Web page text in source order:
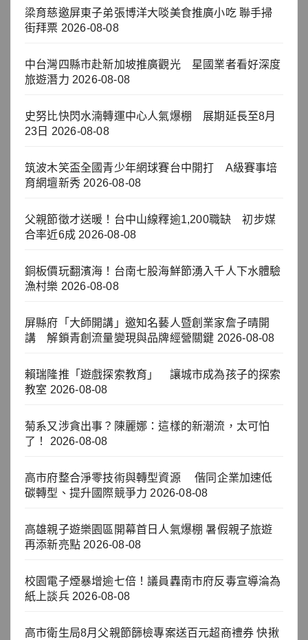
梁育慈邀屏東子弟張博洋大啖美食推廣小吃 聯手掃
街拜票 2026-08-08
中台灣四縣市赴新加坡推廣觀光 星國業者看好深度
旅遊潛力 2026-08-08
史努比快閃水湳轉運中心人氣爆棚 展期延長至8月
23日 2026-08-08
筑波木笑盃全國青少年網球賽台中開打 A級賽事培
育網壇新秀 2026-08-08
父親節徵才送暖！台中山線釋逾1,200職缺 初步媒
合率近6成 2026-08-08
銅板價玩翻濱海！台南七股海鮮節湧入千人下水體驗
漁村樂 2026-08-08
屏縣府「大師開講」邀知名藝人暨創業家詹子晴開
講 解鎖青創流量變現與品牌經營關鍵 2026-08-08
賴瑞隆推「遊戲探索教育」 讓城市成為孩子的探索
教室 2026-08-08
菊系又涉貪出事？陳麗娜：這樣的新潮流，太可怕
了！
2026-08-08
高市府整合淨零技術與轉型資源 偕同企業加速低
碳轉型、提升國際競爭力 2026-08-08
高雄親子遊樂園區開幕首日人氣爆棚 暑假親子旅遊
再添新亮點 2026-08-08
校園電子煙暴增逾七倍！議員轟南市府反毒宣導淪為
紙上談兵 2026-08-08
高市衛生局8月父親節篩檢專案送百元超商禮券 快揪